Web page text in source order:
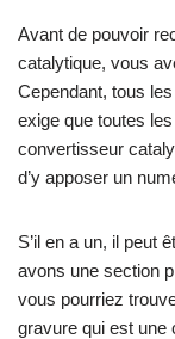
Avant de pouvoir
catalytique, vous
Cependant, tous les
exige que toutes
convertisseur
d’y apposer un
S’il en a un, il peut
avons une section
vous pourriez
gravure qui est une